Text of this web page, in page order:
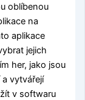
oblíbenou
na
aplikace
jejich
her, jako jsou
vytvářejí
v softwaru